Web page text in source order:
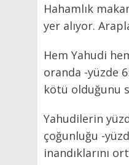
Hahamlık
yer alıyor.
Hem Yahudi
oranda -yüzde
kötü olduğunu
Yahudilerin
çoğunluğu -
inandıklarını